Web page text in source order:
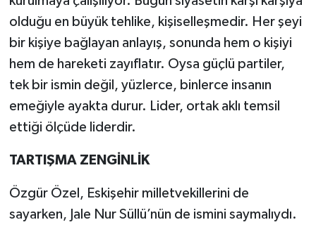
olduğu en büyük tehlike, kişiselleşmedir. Her şeyi
bir kişiye bağlayan anlayış, sonunda hem o kişiyi
hem de hareketi zayıflatır. Oysa güçlü partiler,
tek bir ismin değil, yüzlerce, binlerce insanın
emeğiyle ayakta durur. Lider, ortak aklı temsil
ettiği ölçüde liderdir.
TARTIŞMA ZENGİNLİK
Özgür Özel, Eskişehir milletvekillerini de
sayarken, Jale Nur Süllü’nün de ismini saymalıydı.